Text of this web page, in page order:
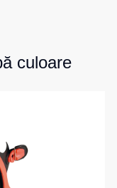
culoare